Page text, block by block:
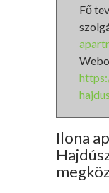
Fő
Ilona